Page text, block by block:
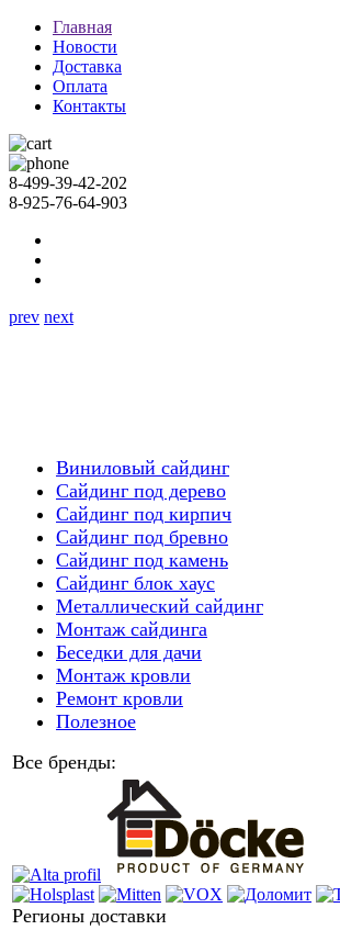
Главная
Новости
Доставка
Оплата
Контакты
8-499-39-42-202
8-925-76-64-903
prev next
Виниловый сайдинг
Сайдинг под дерево
Сайдинг под кирпич
Сайдинг под бревно
Сайдинг под камень
Cайдинг блок хаус
Металлический сайдинг
Монтаж сайдинга
Беседки для дачи
Монтаж кровли
Ремонт кровли
Полезное
Все бренды:
Регионы доставки